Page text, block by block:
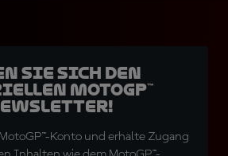
Sie sich den
MotoGP™
Konto und erhalte Zugang